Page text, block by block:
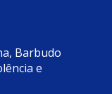
Barbudo
e